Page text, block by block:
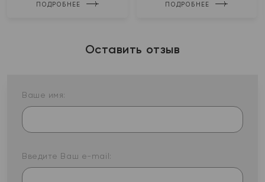
ПОДРОБНЕЕ ПОДРОБНЕЕ
Оставить отзыв
Ваше имя:
Введите Ваш e-mail: